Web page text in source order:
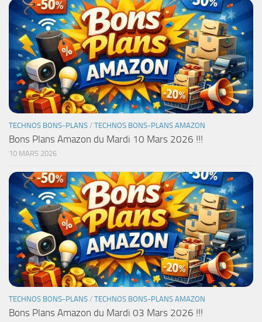
TECHNOS BONS-PLANS / TECHNOS BONS-PLANS AMAZON
Bons Plans Amazon du Mardi 10 Mars 2026 !!!
10 MARS 2026
TECHNOS BONS-PLANS / TECHNOS BONS-PLANS AMAZON
Bons Plans Amazon du Mardi 03 Mars 2026 !!!